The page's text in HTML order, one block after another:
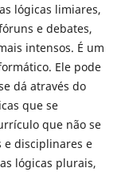
lógicas limiares,
e debates,
intensos. É um
Ele pode
dá através do
que se
que não se
e disciplinares e
lógicas plurais,